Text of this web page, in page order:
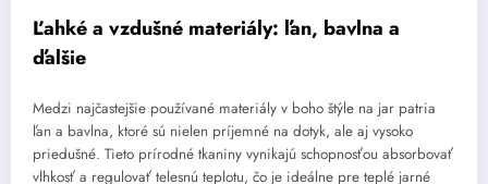
Ľahké a vzdušné materiály: ľan, bavlna a
ďalšie
Medzi najčastejšie používané materiály v boho štýle na jar patria
ľan a bavlna, ktoré sú nielen príjemné na dotyk, ale aj vysoko
priedušné. Tieto prírodné tkaniny vynikajú schopnosťou absorbovať
vlhkosť a regulovať telesnú teplotu, čo je ideálne pre teplé jarné